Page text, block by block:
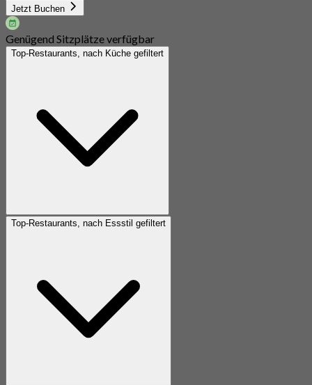
Jetzt Buchen
Genügend Sitzplätze verfügbar
Top-Restaurants, nach Küche gefiltert
Top-Restaurants, nach Essstil gefiltert